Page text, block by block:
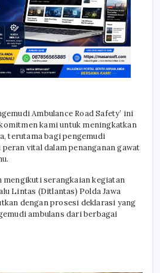
Ambulance Road Safety’ ini
kami untuk meningkatkan
terutama bagi pengemudi
vital dalam penanganan gawat
mengikuti serangkaian kegiatan
Lintas (Ditlantas) Polda Jawa
dengan prosesi deklarasi yang
ambulans dari berbagai